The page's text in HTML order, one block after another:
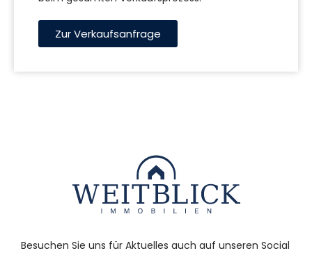
Zur Verkaufsanfrage
Besuchen Sie uns für Aktuelles auch auf unseren Social